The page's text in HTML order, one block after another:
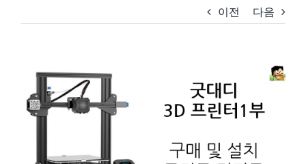
이전 다음
View
Larger
Image